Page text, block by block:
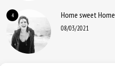
4 Home sweet Home
08/03/2021